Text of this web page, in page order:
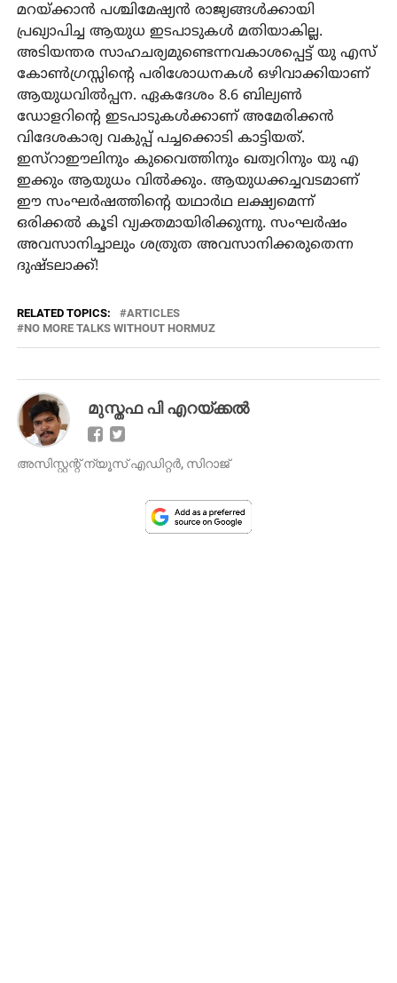
മറയ്ക്കാന്‍ പശ്ചിമേഷ്യന്‍ രാജ്യങ്ങള്‍ക്കായി
പ്രഖ്യാപിച്ച ആയുധ ഇടപാടുകള്‍ മതിയാകില്ല.
അടിയന്തര സാഹചര്യമുണ്ടെന്നവകാശപ്പെട്ട് യു എസ്
കോണ്‍ഗ്രസ്സിന്റെ പരിശോധനകള്‍ ഒഴിവാക്കിയാണ്
ആയുധവില്‍പ്പന. ഏകദേശം 8.6 ബില്യണ്‍
ഡോളറിന്റെ ഇടപാടുകള്‍ക്കാണ് അമേരിക്കന്‍
വിദേശകാര്യ വകുപ്പ് പച്ചക്കൊടി കാട്ടിയത്.
ഇസ്‌റാഈലിനും കുവൈത്തിനും ഖത്വറിനും യു എ
ഇക്കും ആയുധം വില്‍ക്കും. ആയുധക്കച്ചവടമാണ്
ഈ സംഘര്‍ഷത്തിന്റെ യഥാര്‍ഥ ലക്ഷ്യമെന്ന്
ഒരിക്കല്‍ കൂടി വ്യക്തമായിരിക്കുന്നു. സംഘര്‍ഷം
അവസാനിച്ചാലും ശത്രുത അവസാനിക്കരുതെന്ന
ദുഷ്ടലാക്ക്!
RELATED TOPICS:
ARTICLES
NO MORE TALKS WITHOUT HORMUZ
മുസ്തഫ പി എറയ്ക്കല്‍
അസിസ്റ്റന്റ്‌ ന്യൂസ് എഡിറ്റർ, സിറാജ്